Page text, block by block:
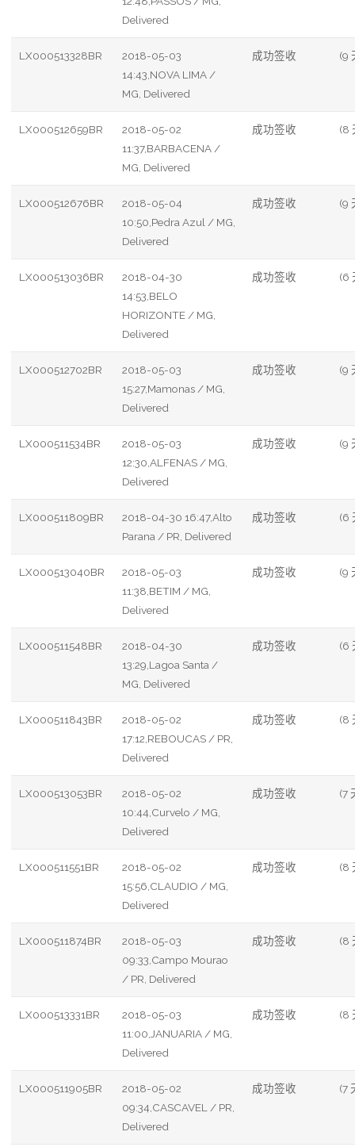
Delivered
LX000513328BR
2018-05-03
14:43,NOVA LIMA /
MG, Delivered
成功签收 (9
LX000512659BR
2018-05-02
11:37,BARBACENA /
MG, Delivered
成功签收 (8
LX000512676BR
2018-05-04
10:50,Pedra Azul / MG,
Delivered
成功签收 (9
LX000513036BR
2018-04-30
14:53,BELO
HORIZONTE / MG,
Delivered
成功签收 (6
LX000512702BR
2018-05-03
15:27,Mamonas / MG,
Delivered
成功签收 (9
LX000511534BR
2018-05-03
12:30,ALFENAS / MG,
Delivered
成功签收 (9
LX000511809BR
2018-04-30 16:47,Alto
Parana / PR, Delivered
成功签收 (6
LX000513040BR
2018-05-03
11:38,BETIM / MG,
Delivered
成功签收 (9
LX000511548BR
2018-04-30
13:29,Lagoa Santa /
MG, Delivered
成功签收 (6
LX000511843BR
2018-05-02
17:12,REBOUCAS / PR,
Delivered
成功签收 (8
LX000513053BR
2018-05-02
10:44,Curvelo / MG,
Delivered
成功签收 (7
LX000511551BR
2018-05-02
15:56,CLAUDIO / MG,
Delivered
成功签收 (8
LX000511874BR
2018-05-03
09:33,Campo Mourao
/ PR, Delivered
成功签收 (8
LX000513331BR
2018-05-03
11:00,JANUARIA / MG,
Delivered
成功签收 (8
LX000511905BR
2018-05-02
09:34,CASCAVEL / PR,
Delivered
成功签收 (7